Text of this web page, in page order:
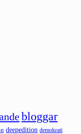
bloggar
deepedition demokrati